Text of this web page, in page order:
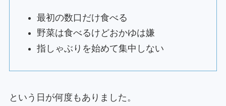
最初の数口だけ食べる
野菜は食べるけどおかゆは嫌
指しゃぶりを始めて集中しない
という日が何度もありました。